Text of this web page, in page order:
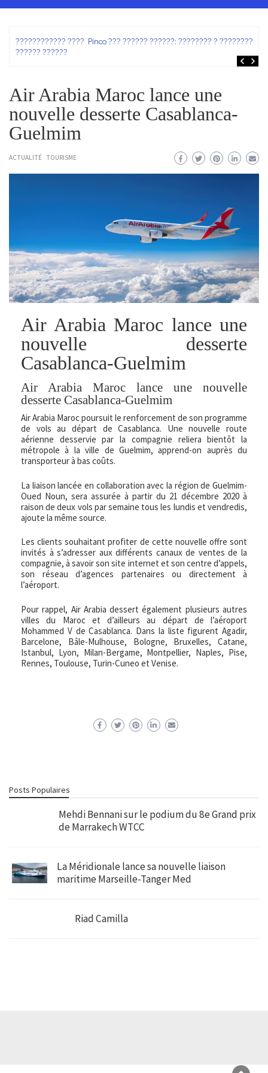
???????????? ???? Pinco ??? ?????? ??????: ???????? ? ???????? ?
?????? ??????
Air Arabia Maroc lance une
nouvelle desserte Casablanca-
Guelmim
ACTUALITÉ TOURISME
Air Arabia Maroc lance une
nouvelle desserte
Casablanca-Guelmim
Air Arabia Maroc lance une nouvelle
desserte Casablanca-Guelmim
Air Arabia Maroc poursuit le renforcement de son programme
de vols au départ de Casablanca. Une nouvelle route
aérienne desservie par la compagnie reliera bientôt la
métropole à la ville de Guelmim, apprend-on auprès du
transporteur à bas coûts.
La liaison lancée en collaboration avec la région de Guelmim-
Oued Noun, sera assurée à partir du 21 décembre 2020 à
raison de deux vols par semaine tous les lundis et vendredis,
ajoute la même source.
Les clients souhaitant profiter de cette nouvelle offre sont
invités à s’adresser aux différents canaux de ventes de la
compagnie, à savoir son site internet et son centre d’appels,
son réseau d’agences partenaires ou directement à
l’aéroport.
Pour rappel, Air Arabia dessert également plusieurs autres
villes du Maroc et d’ailleurs au départ de l’aéroport
Mohammed V de Casablanca. Dans la liste figurent Agadir,
Barcelone, Bâle-Mulhouse, Bologne, Bruxelles, Catane,
Istanbul, Lyon, Milan-Bergame, Montpellier, Naples, Pise,
Rennes, Toulouse, Turin-Cuneo et Venise.
Posts Populaires
Mehdi Bennani sur le podium du 8e Grand prix
de Marrakech WTCC
La Méridionale lance sa nouvelle liaison
maritime Marseille-Tanger Med
Riad Camilla